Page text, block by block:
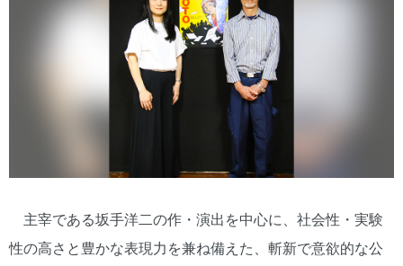
主宰である坂手洋二の作・演出を中心に、社会性・実験
性の高さと豊かな表現力を兼ね備えた、斬新で意欲的な公